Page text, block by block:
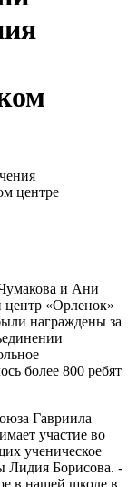
и Ани
центр «Орленок»
награждены за
более 800 ребят
Гавриила
участие во
ученическое
Лидия Борисова. -
в нашей школе в